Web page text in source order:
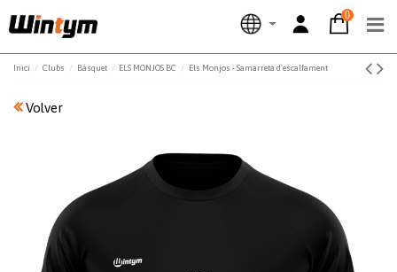
0
Inici Clubs Bàsquet ELS MONJOS BC Els Monjos - Samarreta d'escalfament
Volver